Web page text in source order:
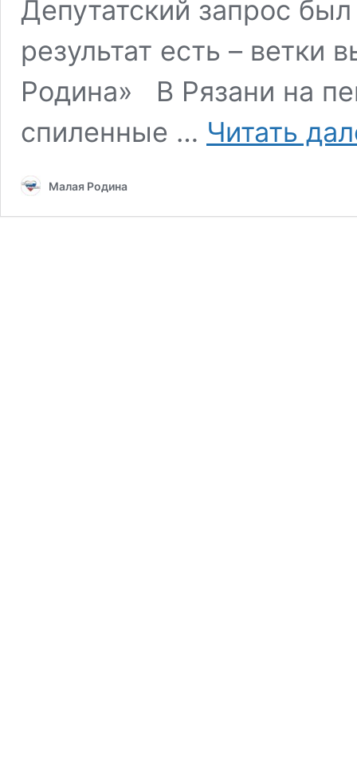
Депутатский запрос
результат есть –
Родина» В Рязани на
спиленные … Читать
Малая Родина